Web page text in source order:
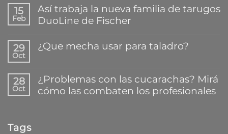
hay
comentarios
en
secreto
para
reparar
plásticos
en
15
Feb
Así trabaja la nueva familia de tarugos
DuoLine de Fischer
hay
comentarios
la
nueva
29
Oct
¿Que mecha usar para taladro?
comentarios
en
¿Que
28
Oct
¿Problemas con las cucarachas? Mirá
cómo las combaten los profesionales
Tags